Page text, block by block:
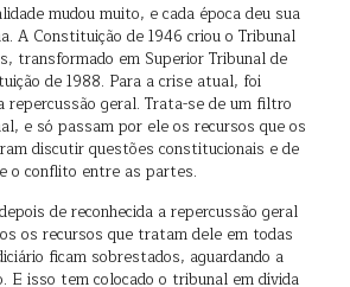
mudou muito, e cada época deu sua
A Constituição de 1946 criou o Tribunal
transformado em Superior Tribunal de
de 1988. Para a crise atual, foi
geral. Trata-se de um filtro
e só passam por ele os recursos que os
discutir questões constitucionais e de
o conflito entre as partes.
de reconhecida a repercussão geral
os recursos que tratam dele em todas
ficam sobrestados, aguardando a
E isso tem colocado o tribunal em dívida